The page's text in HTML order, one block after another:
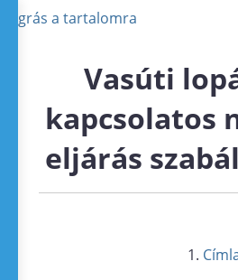
Ugrás a tartalomra
Vasúti
kapcsolatos
eljárás